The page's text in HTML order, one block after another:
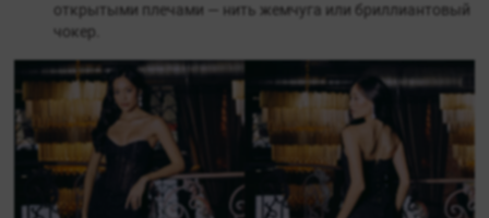
открытыми плечами — нить жемчуга или бриллиантовый
чокер.